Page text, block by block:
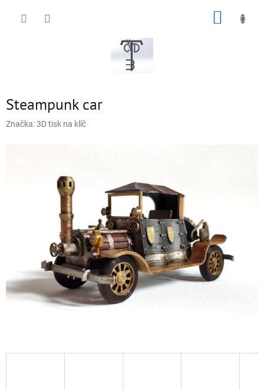
Steampunk car
Značka:3D tisk na klíč